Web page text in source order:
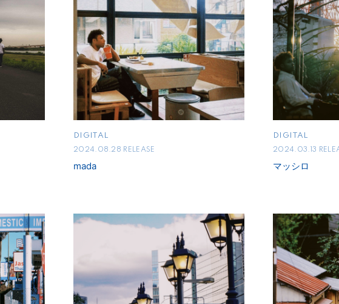
DIGITAL
2024.08.28 RELEASE
mada
DIGITAL
2024.03.13
マッシロ